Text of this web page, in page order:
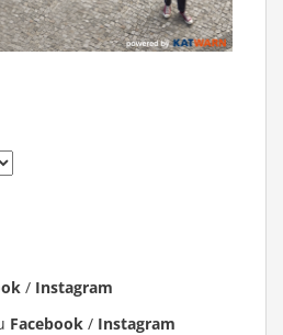
/ Instagram
Facebook / Instagram